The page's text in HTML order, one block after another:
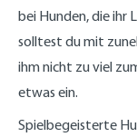
bei Hunden, die ihr
solltest du mit
ihm nicht zu viel
etwas ein.
Spielbegeisterte